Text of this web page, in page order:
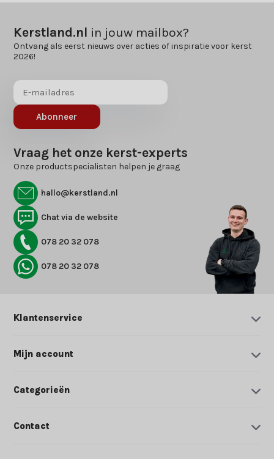
Kerstland.nl in jouw mailbox?
Ontvang als eerst nieuws over acties of inspiratie voor kerst
2026!
Abonneer
Vraag het onze kerst-experts
Onze productspecialisten helpen je graag
hallo@kerstland.nl
Chat via de website
078 20 32 078
078 20 32 078
Klantenservice
Mijn account
Categorieën
Contact